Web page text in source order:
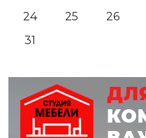
24
25 26
31